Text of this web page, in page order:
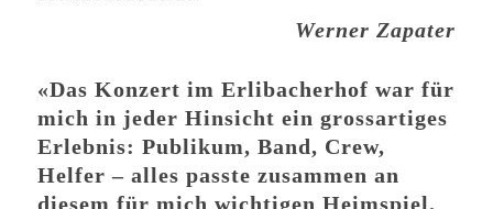
Werner Zapater
«Das Konzert im Erlibacherhof war für
mich in jeder Hinsicht ein grossartiges
Erlebnis: Publikum, Band, Crew,
Helfer – alles passte zusammen an
diesem für mich wichtigen Heimspiel.